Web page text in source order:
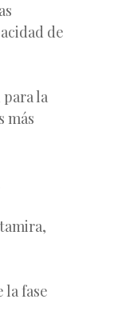
de
la
más
la fase